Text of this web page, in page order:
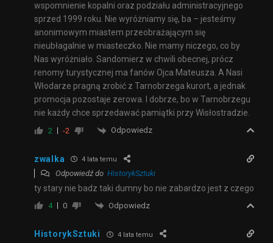
wspomnienie kopalni oraz podziału administracyjnego
sprzed 1999 roku. Nie wyróżniamy się, ba – jesteśmy
anonimowym miastem przeobrażającym się
nieubłagalnie w miasteczko. Nie mamy niczego, co by
Nas wyróżniało. Sandomierz w chwili obecnej, prócz
renomy turystycznej ma fanów Ojca Mateusza. A Nasi
Włodarze pragną zrobić z Tarnobrzega kurort, a jednak
promocja pozostaje zerowa. I dobrze, bo w Tarnobrzegu
nie każdy chce sprzedawać pamiątki przy Wisłostradzie.
2 -2 Odpowiedz
zwalka 4 lata temu
Odpowiedź do HistorykSztuki
ty stary nie badz taki dumny bo nie zabardzo jest z czego
4 0 Odpowiedz
HistorykSztuki 4 lata temu